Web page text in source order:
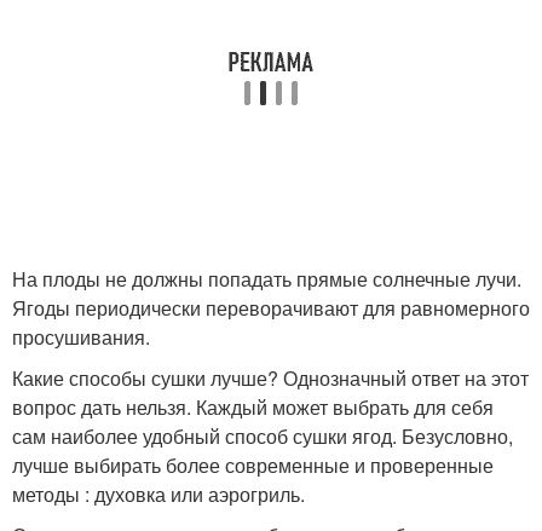
На плоды не должны попадать прямые солнечные лучи.
Ягоды периодически переворачивают для равномерного
просушивания.
Какие способы сушки лучше? Однозначный ответ на этот
вопрос дать нельзя. Каждый может выбрать для себя
сам наиболее удобный способ сушки ягод. Безусловно,
лучше выбирать более современные и проверенные
методы : духовка или аэрогриль.